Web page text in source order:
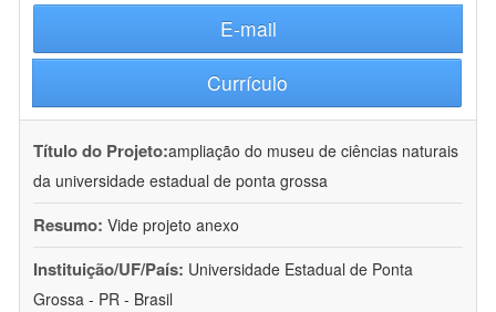
E-mail
Currículo
Título do Projeto:ampliação do museu de ciências naturais
da universidade estadual de ponta grossa
Resumo: Vide projeto anexo
Instituição/UF/País: Universidade Estadual de Ponta
Grossa - PR - Brasil